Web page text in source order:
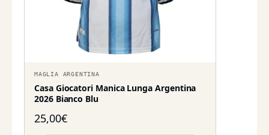
MAGLIA ARGENTINA
Casa Giocatori Manica Lunga Argentina
2026 Bianco Blu
25,00€